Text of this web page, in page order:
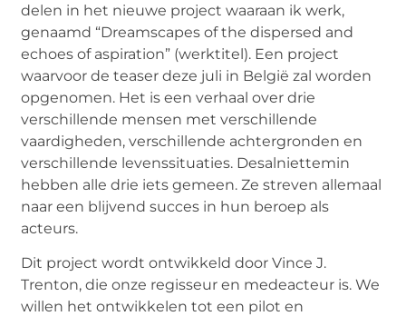
delen in het nieuwe project waaraan ik werk,
genaamd “Dreamscapes of the dispersed and
echoes of aspiration” (werktitel). Een project
waarvoor de teaser deze juli in België zal worden
opgenomen. Het is een verhaal over drie
verschillende mensen met verschillende
vaardigheden, verschillende achtergronden en
verschillende levenssituaties. Desalniettemin
hebben alle drie iets gemeen. Ze streven allemaal
naar een blijvend succes in hun beroep als
acteurs.
Dit project wordt ontwikkeld door Vince J.
Trenton, die onze regisseur en medeacteur is. We
willen het ontwikkelen tot een pilot en